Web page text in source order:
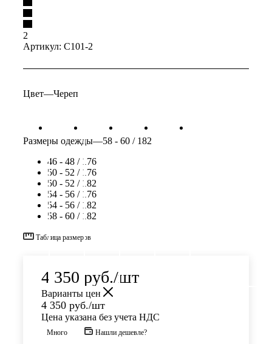
2
Артикул: С101-2
Цвет—Череп
Размеры одежды—58 - 60 / 182
46 - 48 / 176
50 - 52 / 176
50 - 52 / 182
54 - 56 / 176
54 - 56 / 182
58 - 60 / 182
Таблица размеров
4 350 руб./шт
Варианты цен
4 350 руб./шт
Цена указана без учета НДС
Много Нашли дешевле?